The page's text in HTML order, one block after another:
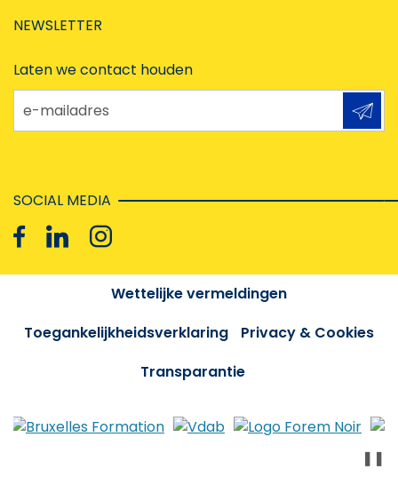
NEWSLETTER
Laten we contact houden
e-mailadres
SOCIAL MEDIA
Wettelijke vermeldingen
Toegankelijkheidsverklaring
Privacy & Cookies
Transparantie
❚❚